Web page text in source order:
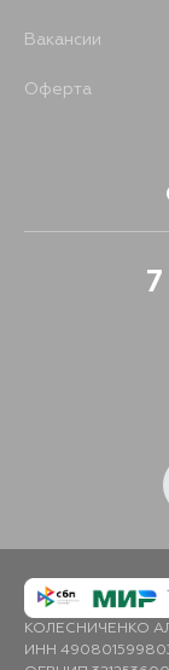
Вакансии
Оферта
КОЛЕСНИЧЕНКО
ИНН